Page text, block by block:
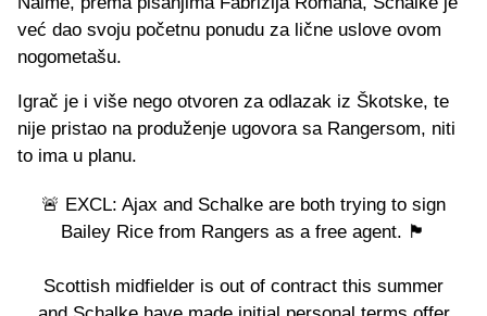
već dao svoju početnu ponudu za lične uslove ovom
nogometašu.
Igrač je i više nego otvoren za odlazak iz Škotske, te
nije pristao na produženje ugovora sa Rangersom, niti
to ima u planu.
🚨 EXCL: Ajax and Schalke are both trying to sign
Bailey Rice from Rangers as a free agent. 🏴󠁧󠁢󠁳󠁣󠁴󠁿
Scottish midfielder is out of contract this summer